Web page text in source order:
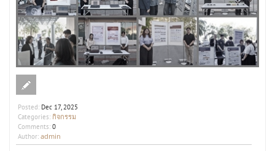
Posted: Dec 17, 2025
Categories: กิจกรรม
Comments: 0
Author: admin